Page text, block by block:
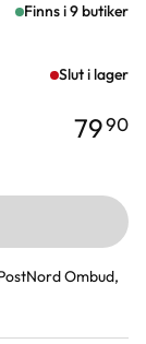
Finns i 9 butiker
Slut i lager
7990
Ombud,